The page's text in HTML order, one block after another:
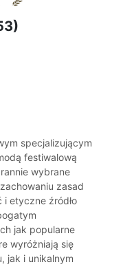
specjalizującym
festiwalową
wybrane
zasad
etyczne źródło
jak popularne
wyróżniają się
jak i unikalnym